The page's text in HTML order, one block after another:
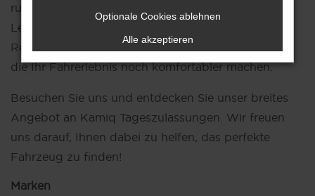
rund um Škoda, wie flexible Finanzierungs- und
Leasingmöglichkeiten, professionelle
Reparaturen
sowie hochwertige Zubehörprodukte,
die Ihr Fahrerlebnis noch komfortabler machen.
Besuchen Sie uns und entdecken Sie unser breites
Angebot an Kamiq Tageszulassungen. Wir freuen
uns darauf, Ihnen dabei zu helfen, das perfekte
Fahrzeug zu finden!
Marken
Optionale Cookies ablehnen
Alle akzeptieren